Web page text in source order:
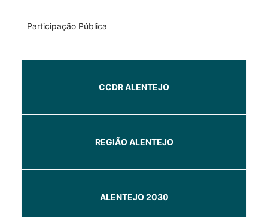
Participação Pública
CCDR ALENTEJO
REGIÃO ALENTEJO
ALENTEJO 2030